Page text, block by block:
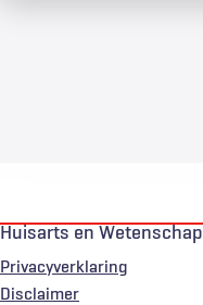
Huisarts en Wetenschap
Privacyverklaring
Disclaimer